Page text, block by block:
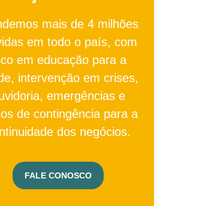
mais de 4 milhões
em todo o país, com
em educação para a
intervenção em crises,
emergências e
de contingência para a
dos negócios.
FALE CONOSCO